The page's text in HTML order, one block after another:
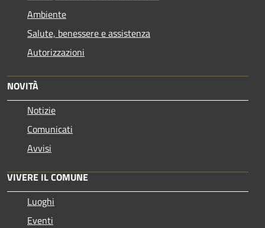
Ambiente
Salute, benessere e assistenza
Autorizzazioni
NOVITÀ
Notizie
Comunicati
Avvisi
VIVERE IL COMUNE
Luoghi
Eventi